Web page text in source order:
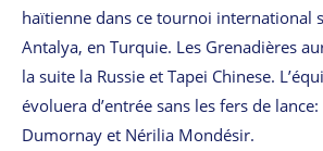
haïtienne dans ce tournoi international
Antalya, en Turquie. Les Grenadières
la suite la Russie et Tapei Chinese.
évoluera d’entrée sans les fers de
Dumornay et Nérilia Mondésir.